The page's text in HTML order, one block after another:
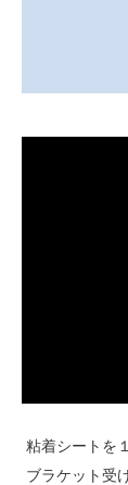
粘着シートを
ブラケット受